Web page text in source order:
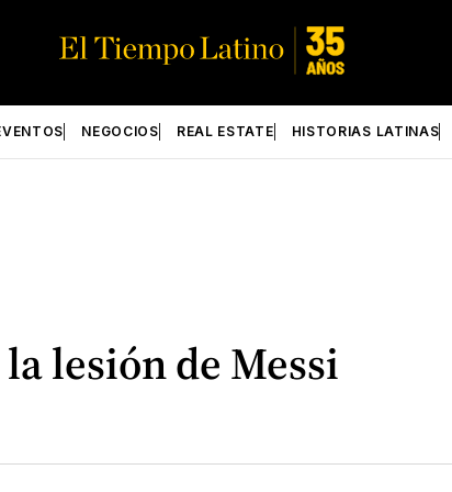
NEGOCIOS REAL ESTATE HISTORIAS LATINAS
lesión de Messi